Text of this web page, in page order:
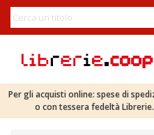
Per gli acquisti online: spese di
o con tessera fedeltà